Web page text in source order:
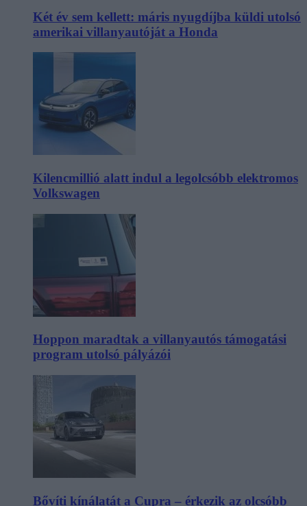
Két év sem kellett: máris nyugdíjba küldi utolsó
amerikai villanyautóját a Honda
Kilencmillió alatt indul a legolcsóbb elektromos
Volkswagen
Hoppon maradtak a villanyautós támogatási
program utolsó pályázói
Bővíti kínálatát a Cupra – érkezik az olcsóbb